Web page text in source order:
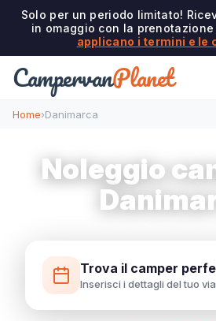
Solo per un periodo limitato!
in omaggio con la
applicano i termini e le
CampervanPlanet
Home›Danimarca
Noleggio
Trova il camper
Inserisci i dettagli del tuo